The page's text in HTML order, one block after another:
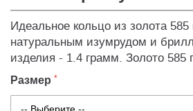
Идеальное кольцо из золота
натуральным изумрудом и
изделия - 1.4 грамм. Золото 585
Размер